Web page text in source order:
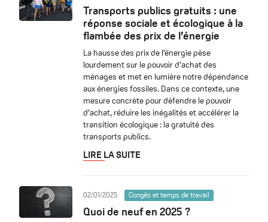
Transports publics gratuits : une
réponse sociale et écologique à la
flambée des prix de l’énergie
La hausse des prix de l’énergie pèse
lourdement sur le pouvoir d’achat des
ménages et met en lumière notre dépendance
aux énergies fossiles. Dans ce contexte, une
mesure concrète pour défendre le pouvoir
d’achat, réduire les inégalités et accélérer la
transition écologique : la gratuité des
transports publics.
LIRE LA SUITE
02/01/2025 Congés et temps de travail
Quoi de neuf en 2025 ?